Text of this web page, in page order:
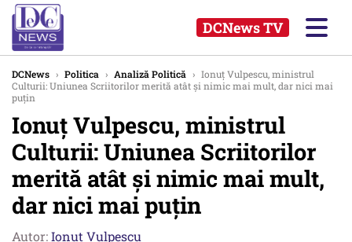
DCNews TV
DCNews › Politica › Analiză Politică › Ionuț Vulpescu, ministrul
Culturii: Uniunea Scriitorilor merită atât și nimic mai mult, dar nici mai
puțin
Ionuț Vulpescu, ministrul
Culturii: Uniunea Scriitorilor
merită atât și nimic mai mult,
dar nici mai puțin
Autor:Ionuț Vulpescu